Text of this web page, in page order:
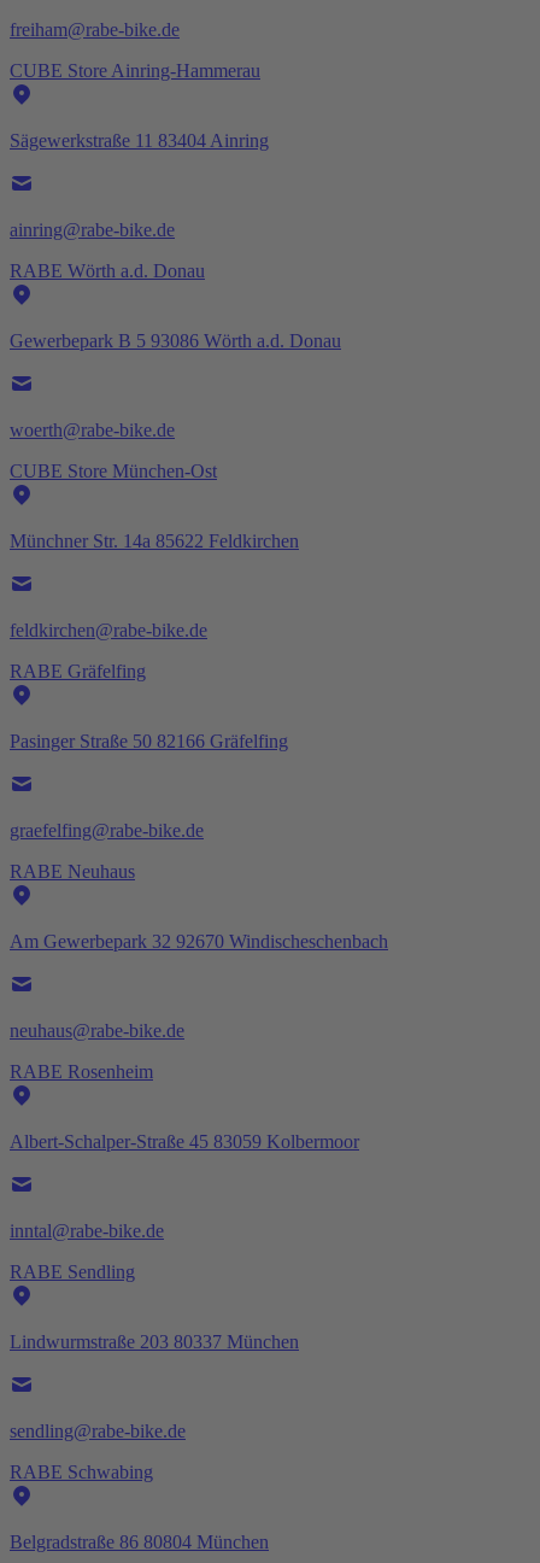
freiham@rabe-bike.de
CUBE Store Ainring-Hammerau
Sägewerkstraße 11 83404 Ainring
ainring@rabe-bike.de
RABE Wörth a.d. Donau
Gewerbepark B 5 93086 Wörth a.d. Donau
woerth@rabe-bike.de
CUBE Store München-Ost
Münchner Str. 14a 85622 Feldkirchen
feldkirchen@rabe-bike.de
RABE Gräfelfing
Pasinger Straße 50 82166 Gräfelfing
graefelfing@rabe-bike.de
RABE Neuhaus
Am Gewerbepark 32 92670 Windischeschenbach
neuhaus@rabe-bike.de
RABE Rosenheim
Albert-Schalper-Straße 45 83059 Kolbermoor
inntal@rabe-bike.de
RABE Sendling
Lindwurmstraße 203 80337 München
sendling@rabe-bike.de
RABE Schwabing
Belgradstraße 86 80804 München